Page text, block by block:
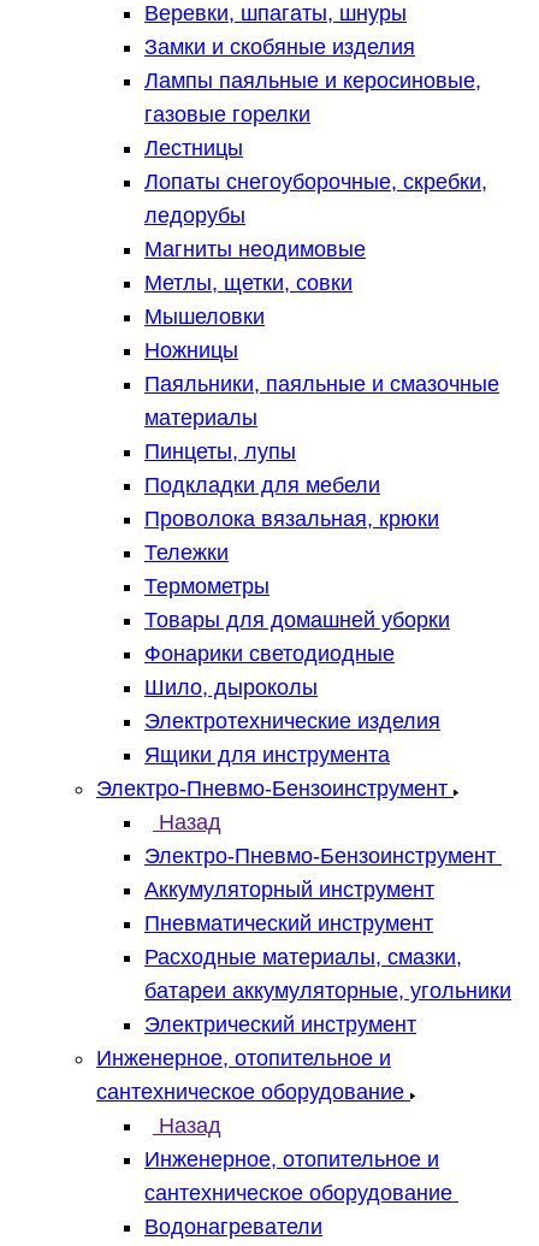
Веревки, шпагаты, шнуры
Замки и скобяные изделия
Лампы паяльные и керосиновые,
газовые горелки
Лестницы
Лопаты снегоуборочные, скребки,
ледорубы
Магниты неодимовые
Метлы, щетки, совки
Мышеловки
Ножницы
Паяльники, паяльные и смазочные
материалы
Пинцеты, лупы
Подкладки для мебели
Проволока вязальная, крюки
Тележки
Термометры
Товары для домашней уборки
Фонарики светодиодные
Шило, дыроколы
Электротехнические изделия
Ящики для инструмента
Электро-Пневмо-Бензоинструмент
Назад
Электро-Пневмо-Бензоинструмент
Аккумуляторный инструмент
Пневматический инструмент
Расходные материалы, смазки,
батареи аккумуляторные, угольники
Электрический инструмент
Инженерное, отопительное и
сантехническое оборудование
Назад
Инженерное, отопительное и
сантехническое оборудование
Водонагреватели